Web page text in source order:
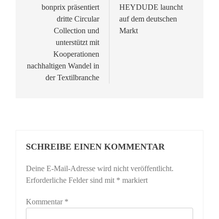
bonprix präsentiert
dritte Circular
Collection und
unterstützt mit
Kooperationen
nachhaltigen Wandel in
der Textilbranche
HEYDUDE launcht
auf dem deutschen
Markt
SCHREIBE EINEN KOMMENTAR
Deine E-Mail-Adresse wird nicht veröffentlicht.
Erforderliche Felder sind mit * markiert
Kommentar *